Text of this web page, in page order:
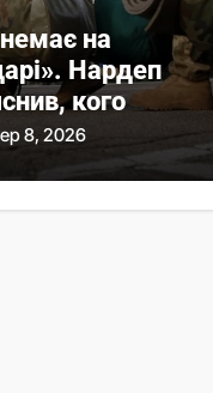
немає на
Нардеп
кого
має
реформа
8, 2026